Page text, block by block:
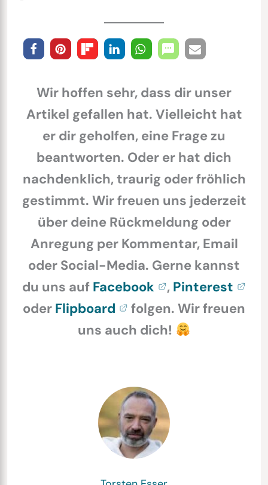
Wir hoffen sehr, dass dir unser
Artikel gefallen hat. Vielleicht hat
er dir geholfen, eine Frage zu
beantworten. Oder er hat dich
nachdenklich, traurig oder fröhlich
gestimmt. Wir freuen uns jederzeit
über deine Rückmeldung oder
Anregung per Kommentar, Email
oder Social-Media. Gerne kannst
du uns auf Facebook , Pinterest
oder Flipboard
folgen. Wir freuen
uns auch dich!